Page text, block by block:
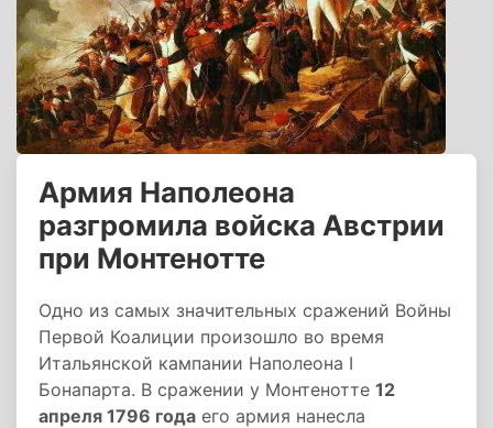
Армия Наполеона
разгромила войска Австрии
при Монтенотте
Одно из самых значительных сражений Войны
Первой Коалиции произошло во время
Итальянской кампании Наполеона I
Бонапарта. В сражении у Монтенотте 12
апреля 1796 года его армия нанесла